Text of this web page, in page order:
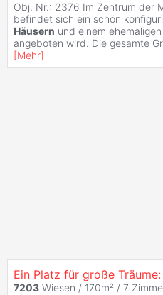
Obj. Nr.: 2376 Im Zentrum der
befindet sich ein schön
Häusern und einem
angeboten wird. Die gesamte
[Mehr]
Ein Platz für große Träume:
7203 Wiesen / 170m² / 7